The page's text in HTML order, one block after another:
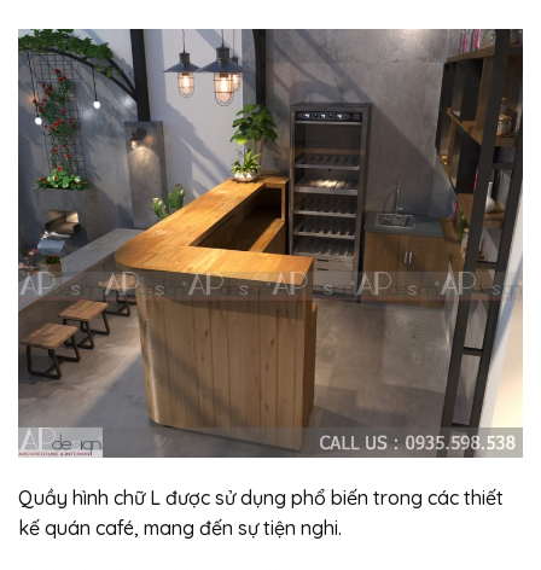
Quầy hình chữ L được sử dụng phổ biến trong các thiết
kế quán café, mang đến sự tiện nghi.